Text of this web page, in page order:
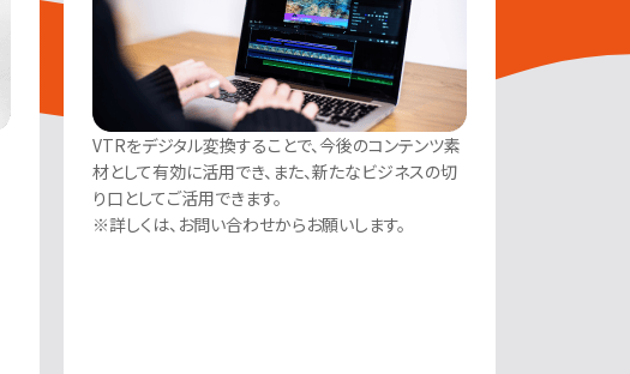
VTRをデジタル変換することで、今後のコンテンツ素
材として有効に活用でき、また、新たなビジネスの切
り口としてご活用できます。
※詳しくは、お問い合わせからお願いします。